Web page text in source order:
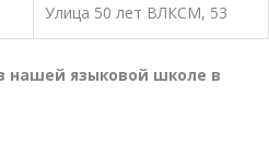
​Улица 50 лет ВЛКСМ, 53
языковой школе в